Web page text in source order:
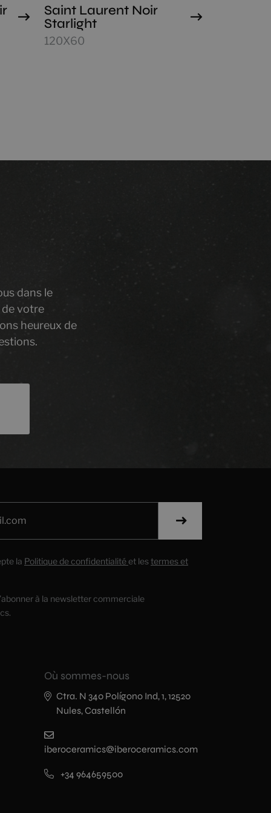
Saint Laurent Noir
Starlight
120X60
dans le
votre
heureux de
la Politique de confidentialitéet les termes et
à la newsletter commerciale
Où sommes-nous
Ctra. N 340 Polígono Ind, 1, 12520
Nules, Castellón
iberoceramics@iberoceramics.com
+34 964659500